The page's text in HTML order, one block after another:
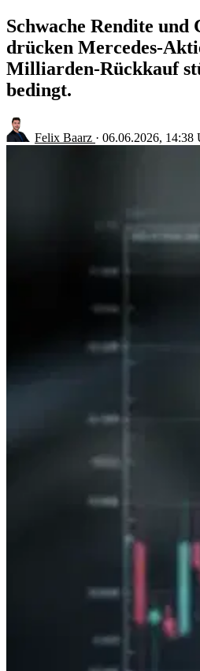
Schwache Rendite und
drücken Mercedes-
Milliarden-Rückkauf
bedingt.
Felix Baarz · 06.06.2026, 14:38